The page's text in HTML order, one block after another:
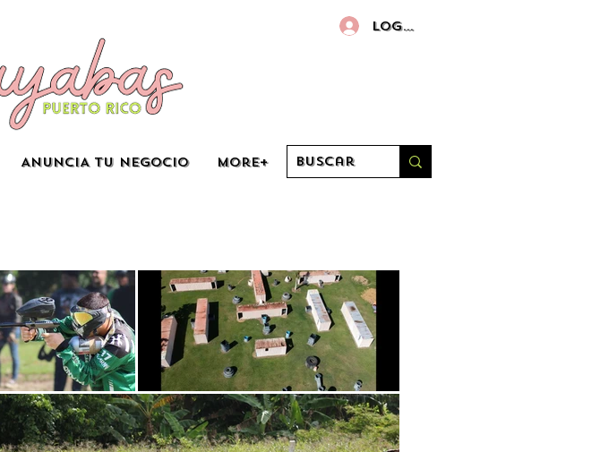
ANUNCIA TU NEGOCIO More+
Log in